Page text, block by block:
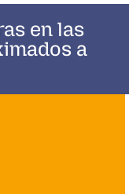
en las
a